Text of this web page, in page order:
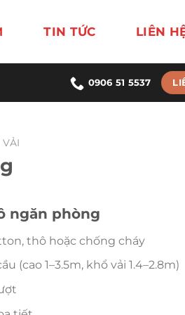
TIN TỨC LIÊN
0906 51 5537
VẢI
ngăn phòng
thô hoặc chống cháy
(cao 1–3.5m, khổ vải 1.4–2.8m)